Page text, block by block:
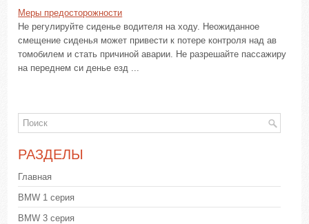
Меры предосторожности
Не регулируйте сиденье водителя на ходу. Неожиданное
смещение сиденья может привести к потере контроля над ав
томобилем и стать причиной аварии. Не разрешайте пассажиру
на переднем си денье езд ...
РАЗДЕЛЫ
Главная
BMW 1 серия
BMW 3 серия